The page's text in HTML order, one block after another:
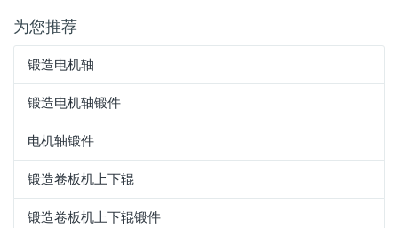
为您推荐
锻造电机轴
锻造电机轴锻件
电机轴锻件
锻造卷板机上下辊
锻造卷板机上下辊锻件